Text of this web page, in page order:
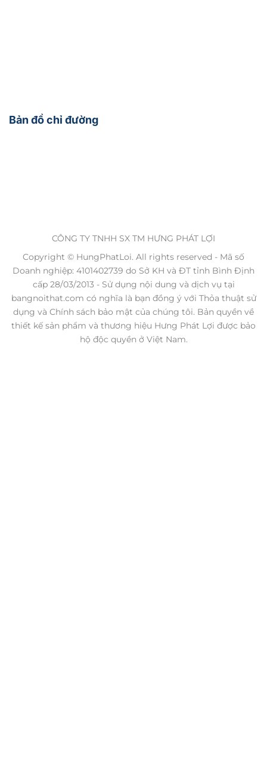
Bản đồ chỉ đường
CÔNG TY TNHH SX TM HƯNG PHÁT LỢI
Copyright © HungPhatLoi. All rights reserved - Mã số
Doanh nghiệp: 4101402739 do Sở KH và ĐT tỉnh Bình Định
cấp 28/03/2013 - Sử dụng nội dung và dịch vụ tại
bangnoithat.com có nghĩa là bạn đồng ý với Thỏa thuật sử
dụng và Chính sách bảo mật của chúng tôi. Bản quyền về
thiết kế sản phẩm và thương hiệu Hưng Phát Lợi được bảo
hộ độc quyền ở Việt Nam.